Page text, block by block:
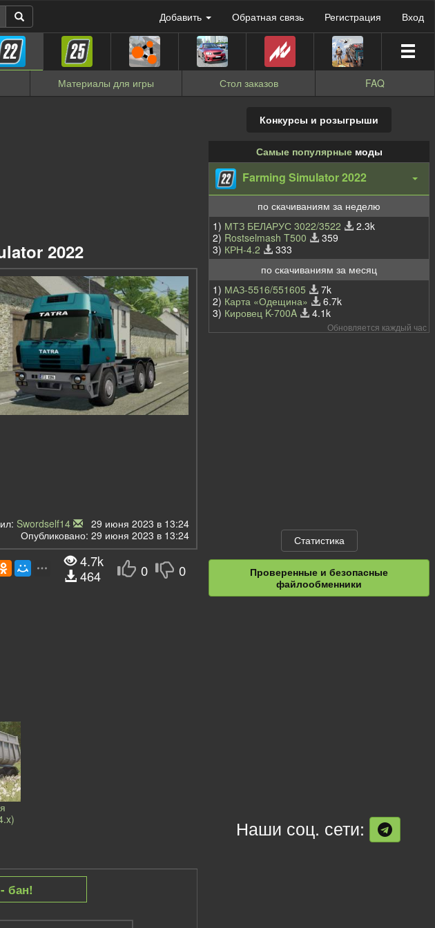
Добавить Обратная связь Регистрация Вход
Материалы для игры Стол заказов FAQ
2022
Swordself14
29 июня 2023 в 13:24
Опубликовано: 29 июня 2023 в 13:24
0 0
4.7k
464
бан!
Конкурсы и розыгрыши
Самые популярныемоды
Farming Simulator 2022
по скачиваниям за неделю
1) МТЗ БЕЛАРУС 3022/3522
2.3k
2) Rostselmash T500
359
3) КРН-4.2
333
по скачиваниям за месяц
1) МАЗ-5516/551605
7k
2) Карта «Одещина»
6.7k
3) Кировец K-700A 4.1k
Обновляется каждый час
Статистика
Проверенные и безопасные
файлообменники
Наши соц. сети: